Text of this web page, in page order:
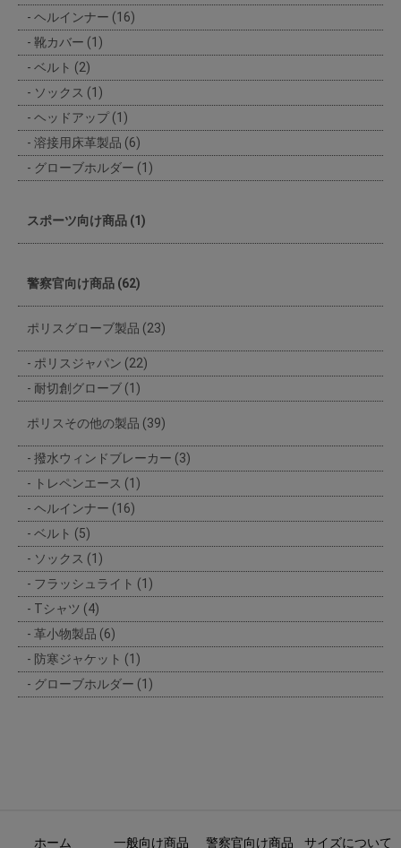
ヘルインナー (16)
靴カバー (1)
ベルト (2)
ソックス (1)
ヘッドアップ (1)
溶接用床革製品 (6)
グローブホルダー (1)
スポーツ向け商品 (1)
警察官向け商品 (62)
ポリスグローブ製品 (23)
ポリスジャパン (22)
耐切創グローブ (1)
ポリスその他の製品 (39)
撥水ウィンドブレーカー (3)
トレペンエース (1)
ヘルインナー (16)
ベルト (5)
ソックス (1)
フラッシュライト (1)
Tシャツ (4)
革小物製品 (6)
防寒ジャケット (1)
グローブホルダー (1)
ホーム 一般向け商品 警察官向け商品 サイズについて